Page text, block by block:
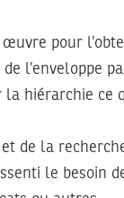
pour
l’enveloppe
hiérarchie ce
de la
le besoin